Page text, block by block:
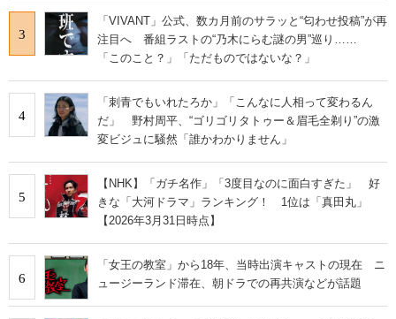
3
「VIVANT」公式、数カ月前のサラッと“匂わせ投稿”が再
注目へ 番組ラストの“乃木にらむ謎の男”巡り……
「このこと？」「ただものではないな？」
4
「刺青でもいれたろか」「こんなに人相って変わるん
だ」 野村周平、“ゴリゴリタトゥー＆眉毛全剃り”の激
変ビジュに騒然「誰かわかりません」
5
【NHK】「ガチ名作」「3度目なのに面白すぎた」 好
きな「大河ドラマ」ランキング！ 1位は「真田丸」
【2026年3月31日時点】
6
「女王の教室」から18年、当時出演キャストの現在 ニ
ュージーランド滞在、朝ドラでの再共演などが話題